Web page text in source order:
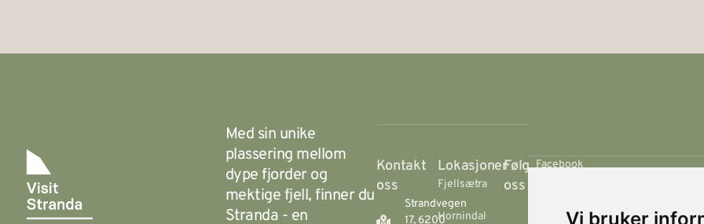
Vi bruker
Med sin unike
plassering mellom
dype fjorder og
mektige fjell, finner du
Stranda - en
Kontakt
oss
Strandvegen
17, 6200
Lokasjoner
Fjellsætra
Hornindal
Følg
oss
Facebook